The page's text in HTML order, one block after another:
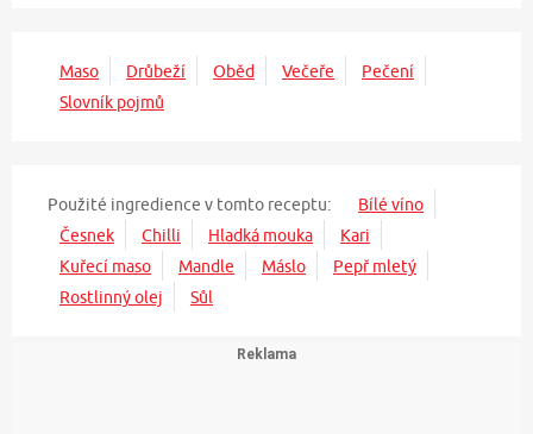
Maso Drůbeží Oběd Večeře
Pečení
Slovník pojmů
Použité ingredience v tomto receptu:
Bílé víno
Česnek
Chilli Hladká mouka
Kari
Kuřecí maso
Mandle Máslo
Pepř mletý
Rostlinný olej
Sůl